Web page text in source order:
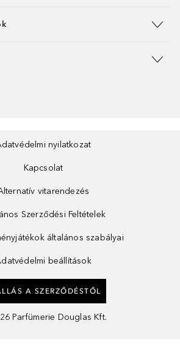
nyilatkozat
Kapcsolat
vitarendezés
Szerződési Feltételek
általános szabályai
beállítások
A SZERZŐDÉSTŐL
Parfümerie Douglas Kft.